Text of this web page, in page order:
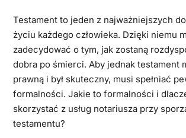
Testament to jeden z najważniejszych
życiu każdego człowieka. Dzięki niemu
zadecydować o tym, jak zostaną
dobra po śmierci. Aby jednak testament
prawną i był skuteczny, musi spełniać
formalności. Jakie to formalności i
skorzystać z usług notariusza przy
testamentu?